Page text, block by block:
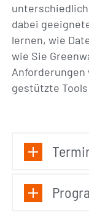
dabei
lernen, wie
wie Sie
Anforderungen
gestützte